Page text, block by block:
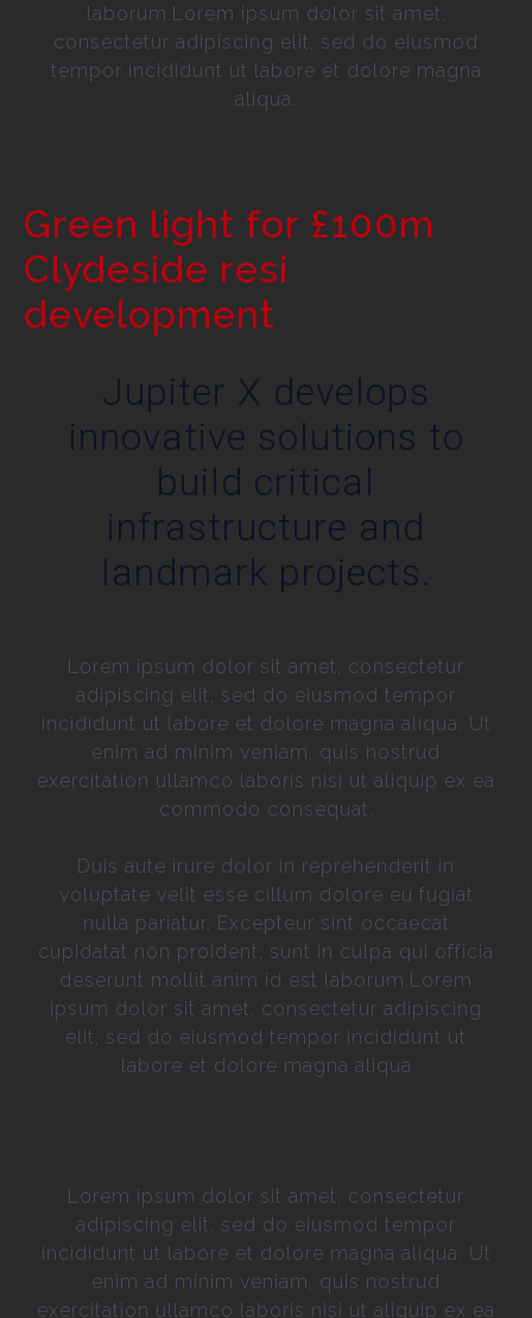
laborum.Lorem ipsum dolor sit amet,
consectetur adipiscing elit, sed do eiusmod
tempor incididunt ut labore et dolore magna
aliqua.
Green light for £100m
Clydeside resi
development
Jupiter X develops
innovative solutions to
build critical
infrastructure and
landmark projects.
Lorem ipsum dolor sit amet, consectetur
adipiscing elit, sed do eiusmod tempor
incididunt ut labore et dolore magna aliqua. Ut
enim ad minim veniam, quis nostrud
exercitation ullamco laboris nisi ut aliquip ex ea
commodo consequat.
Duis aute irure dolor in reprehenderit in
voluptate velit esse cillum dolore eu fugiat
nulla pariatur. Excepteur sint occaecat
cupidatat non proident, sunt in culpa qui officia
deserunt mollit anim id est laborum.Lorem
ipsum dolor sit amet, consectetur adipiscing
elit, sed do eiusmod tempor incididunt ut
labore et dolore magna aliqua
Lorem ipsum dolor sit amet, consectetur
adipiscing elit, sed do eiusmod tempor
incididunt ut labore et dolore magna aliqua. Ut
enim ad minim veniam, quis nostrud
exercitation ullamco laboris nisi ut aliquip ex ea